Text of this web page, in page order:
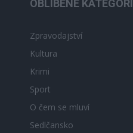
OBLÍBENÉ
Zpravodajství
Kultura
Krimi
Sport
O čem se mluví
Sedlčansko